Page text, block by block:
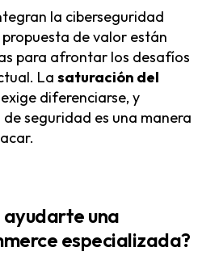
la ciberseguridad
de valor están
para afrontar los desafíos
La saturación del
exige diferenciarse, y
seguridad es una manera
ayudarte una
especializada?